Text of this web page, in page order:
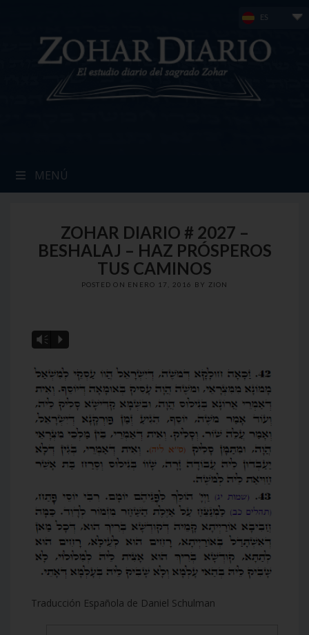
ES
MENÚ
ZOHAR DIARIO # 2027 –
BESHALAJ – HAZ PRÓSPEROS
TUS CAMINOS
POSTED ON ENERO 17, 2016 BY ZION
Vm P
Traducción Española de Daniel Schulman